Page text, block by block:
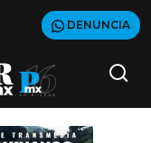
DENUNCIA